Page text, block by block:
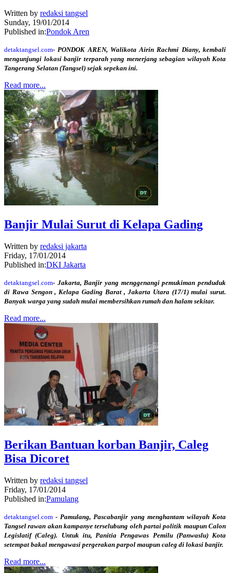
Written by redaksi tangsel
Sunday, 19/01/2014
Published in:Pondok Aren
detaktangsel.com- PONDOK AREN, Walikota Airin Rachmi Diany, kembali
mengunjungi lokasi banjir terparah yang menerjang sebagian wilayah Kota
Tangerang Selatan (Tangsel) sejak sepekan ini.
Read more...
Banjir Mulai Surut di Kelapa Gading
Written by redaksi jakarta
Friday, 17/01/2014
Published in:DKI Jakarta
detaktangsel.com- Jakarta, Banjir yang menggenangi pemukiman penduduk
di Rawa Sengon , Kelapa Gading Barat , Jakarta Utara (17/1) mulai surut.
Banyak warga yang sudah mulai membersihkan rumah dan halam sekitar.
Read more...
Berikan Bantuan korban Banjir, Caleg
Bisa Dicoret
Written by redaksi tangsel
Friday, 17/01/2014
Published in:Pamulang
detaktangsel.com - Pamulang, Pascabanjir yang menghantam wilayah Kota
Tangsel rawan akan kampanye terselubung oleh partai politik maupun Calon
Legislatif (Caleg). Untuk itu, Panitia Pengawas Pemilu (Panwaslu) Kota
setempat bakal mengawasi pergerakan parpol maupun caleg di lokasi banjir.
Read more...